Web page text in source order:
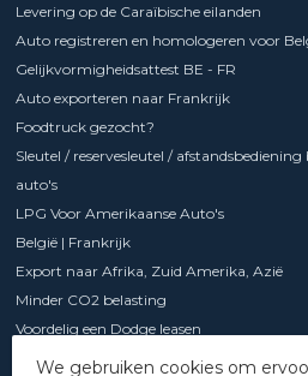
Levering op de Caraïbische eilanden
Auto registreren en homologeren voor
Gelijkvormigheidsattest BE - FR
Auto exporteren naar Frankrijk
Foodtruck gezocht?
Sleutel / reservesleutel /
auto's
LPG Voor Amerikaanse Auto's
België | Frankrijk
Export naar Afrika, Zuid Amerika, Azië
Minder CO2 belasting
Voordelig een Dodge leasen
Chevrolet Express met 6.6 l V8 motor
We gebruiken cookies om